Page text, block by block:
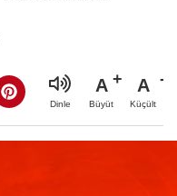
Dinle
A
Büyüt
A
Küçült